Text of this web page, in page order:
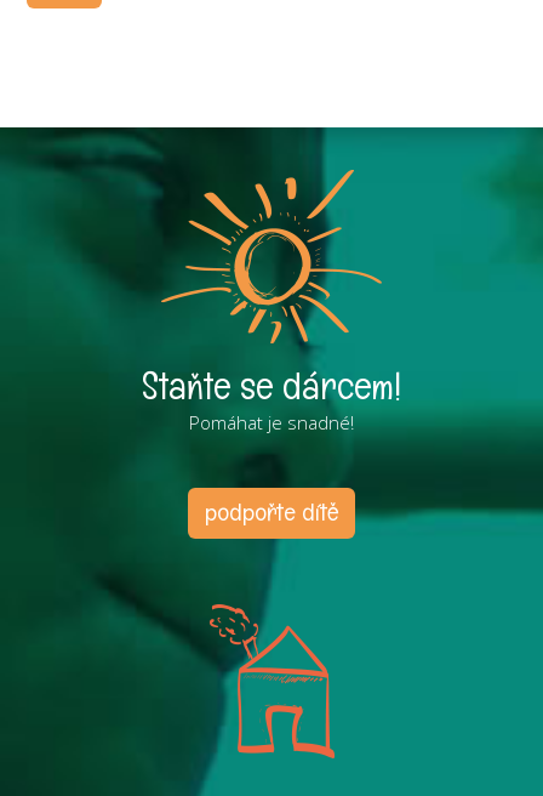
Staňte se dárcem!
Pomáhat je snadné!
podpořte dítě